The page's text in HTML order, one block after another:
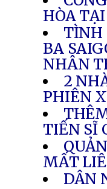
HÒA
TÌNH
BA
NHÂN
2
PHIÊN
TIẾN SĨ
MẤT
DÂN